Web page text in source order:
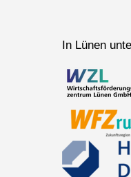
In Lünen